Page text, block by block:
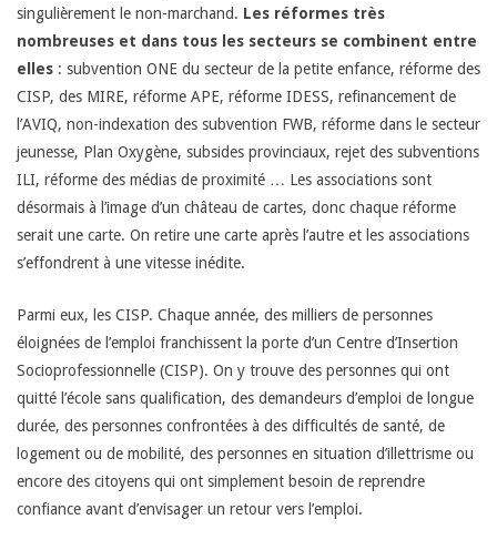
M
L
e
s
C
e
n
t
r
e
s
singulièrement le non-marchand. Les réformes très
nombreuses et dans tous les secteurs se combinent entre
elles : subvention ONE du secteur de la petite enfance, réforme des
CISP, des MIRE, réforme APE, réforme IDESS, refinancement de
l’AVIQ, non-indexation des subvention FWB, réforme dans le secteur
jeunesse, Plan Oxygène, subsides provinciaux, rejet des subventions
ILI, réforme des médias de proximité … Les associations sont
désormais à l’image d’un château de cartes, donc chaque réforme
serait une carte. On retire une carte après l’autre et les associations
s’effondrent à une vitesse inédite.
Parmi eux, les CISP. Chaque année, des milliers de personnes
éloignées de l’emploi franchissent la porte d’un Centre d’Insertion
Socioprofessionnelle (CISP). On y trouve des personnes qui ont
quitté l’école sans qualification, des demandeurs d’emploi de longue
durée, des personnes confrontées à des difficultés de santé, de
logement ou de mobilité, des personnes en situation d’illettrisme ou
encore des citoyens qui ont simplement besoin de reprendre
confiance avant d’envisager un retour vers l’emploi.